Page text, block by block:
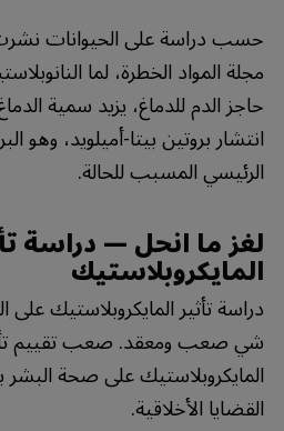
حسب دراسة على الحيوانات
مجلة المواد الخطرة، لما
حاجز الدم للدماغ، يزيد سمية
انتشار بروتين بيتا-أميلويد، وهو
الرئيسي المسبب للحالة.
لغز ما انحل — دراسة
المايكروبلاستيك
دراسة تأثير المايكروبلاستيك على
شي صعب ومعقد. صعب تقييم
المايكروبلاستيك على صحة
القضايا الأخلاقية.